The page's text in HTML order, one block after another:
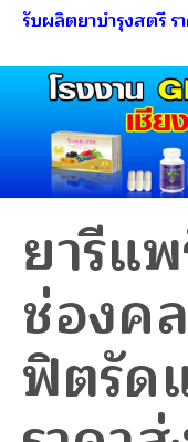
รับผลิตยาบำรุงสตรี
ยารีแ
ช่องค
ฟิตรัด